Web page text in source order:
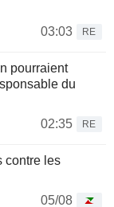
03:03
RE
pourraient
du
02:35
RE
contre les
05/08